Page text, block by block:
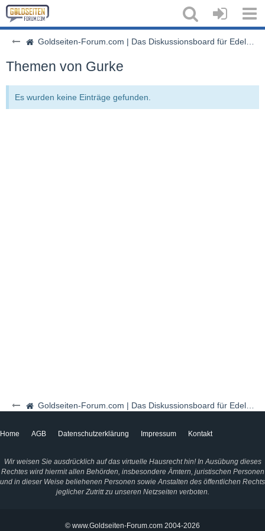
Goldseiten-Forum.com | Das Diskussionsboard für Edelmetalle & Rohstoffe
Goldseiten-Forum.com | Das Diskussionsboard für Edelmetalle & Rohstoffe
Themen von Gurke
Es wurden keine Einträge gefunden.
Home AGB Datenschutzerklärung Impressum Kontakt
Wir weisen Sie ausdrücklich auf das virtuelle Hausrecht hin! In Ausübung dieses
Rechtes wird hiermit allen Behörden, insbesondere Ämtern, juristischen Personen
und in dieser Weise beliehenen Personen sowie Anstalten des öffentlichen Rechts
jeglicher Zutritt zu unseren Netzseiten verboten.
© www.Goldseiten-Forum.com 2004-2026